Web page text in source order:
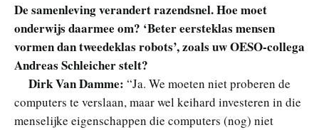
De samenleving verandert razendsnel. Hoe moet
onderwijs daarmee om? ‘Beter eersteklas mensen
vormen dan tweedeklas robots’, zoals uw OESO-collega
Andreas Schleicher stelt?
Dirk Van Damme: “Ja. We moeten niet proberen de
computers te verslaan, maar wel keihard investeren in die
menselijke eigenschappen die computers (nog) niet